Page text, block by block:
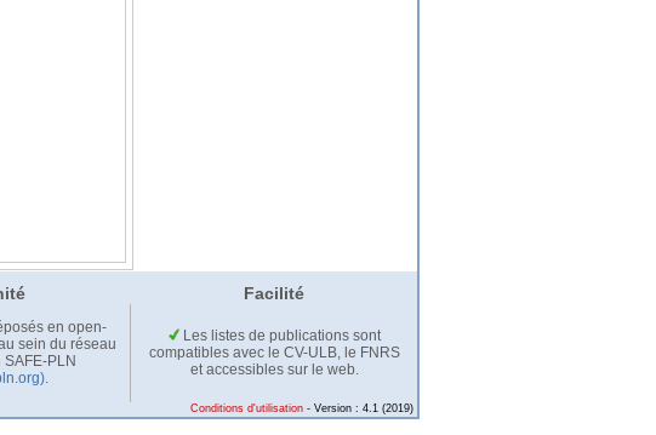
Facilité
en open-
sein du réseau
PLN
.
Les listes de publications sont
compatibles avec le CV-ULB, le FNRS
et accessibles sur le web.
Conditions d'utilisation - Version : 4.1 (2019)